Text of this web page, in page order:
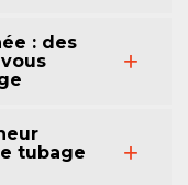
: des
tubage